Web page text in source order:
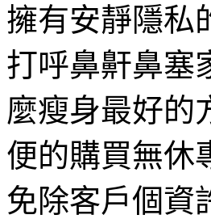
擁有安靜隱私
打呼鼻鼾鼻塞
麼瘦身最好的
便的購買無休
免除客戶個資